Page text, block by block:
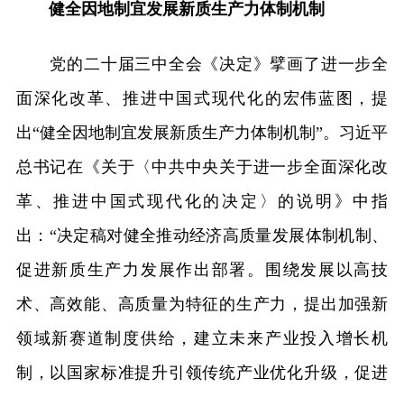
健全因地制宜发展新质生产力体制机制
党的二十届三中全会《决定》擘画了进一步全
面深化改革、推进中国式现代化的宏伟蓝图，提
出“健全因地制宜发展新质生产力体制机制”。习近平
总书记在《关于〈中共中央关于进一步全面深化改
革、推进中国式现代化的决定〉的说明》中指
出：“决定稿对健全推动经济高质量发展体制机制、
促进新质生产力发展作出部署。围绕发展以高技
术、高效能、高质量为特征的生产力，提出加强新
领域新赛道制度供给，建立未来产业投入增长机
制，以国家标准提升引领传统产业优化升级，促进